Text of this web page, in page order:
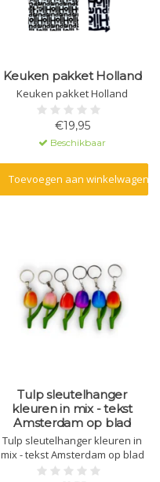
Keuken pakket Holland
Keuken pakket Holland
€19,95
Beschikbaar
Toevoegen aan winkelwagen
Tulp sleutelhanger
kleuren in mix - tekst
Amsterdam op blad
Tulp sleutelhanger kleuren in
mix - tekst Amsterdam op blad